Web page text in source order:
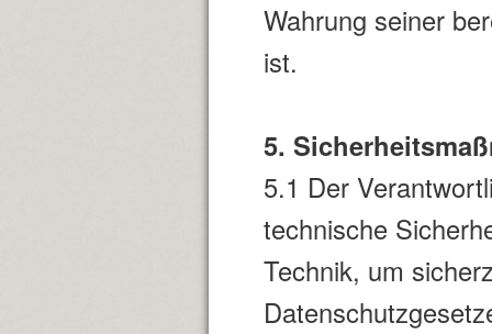
Wahrung seiner
ist.
5.
5.1 Der
technische
Technik, um